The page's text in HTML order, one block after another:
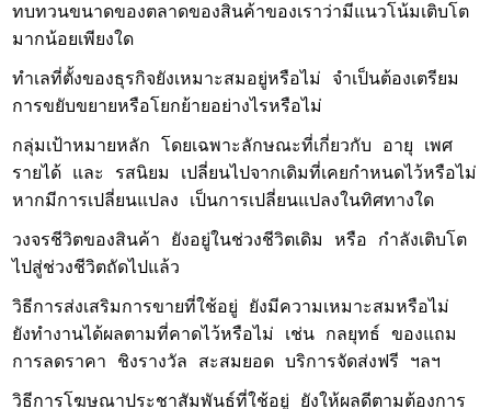
ทบทวนขนาดของตลาดของสินค้าของเราว่ามีแนวโน้มเติบโต
มากน้อยเพียงใด
ทำเลที่ตั้งของธุรกิจยังเหมาะสมอยู่หรือไม่ จำเป็นต้องเตรียม
การขยับขยายหรือโยกย้ายอย่างไรหรือไม่
กลุ่มเป้าหมายหลัก โดยเฉพาะลักษณะที่เกี่ยวกับ อายุ เพศ
รายได้ และ รสนิยม เปลี่ยนไปจากเดิมที่เคยกำหนดไว้หรือไม่
หากมีการเปลี่ยนแปลง เป็นการเปลี่ยนแปลงในทิศทางใด
วงจรชีวิตของสินค้า ยังอยู่ในช่วงชีวิตเดิม หรือ กำลังเติบโต
ไปสู่ช่วงชีวิตถัดไปแล้ว
วิธีการส่งเสริมการขายที่ใช้อยู่ ยังมีความเหมาะสมหรือไม่
ยังทำงานได้ผลตามที่คาดไว้หรือไม่ เช่น กลยุทธ์ ของแถม
การลดราคา ชิงรางวัล สะสมยอด บริการจัดส่งฟรี ฯลฯ
วิธีการโฆษณาประชาสัมพันธ์ที่ใช้อยู่ ยังให้ผลดีตามต้องการ